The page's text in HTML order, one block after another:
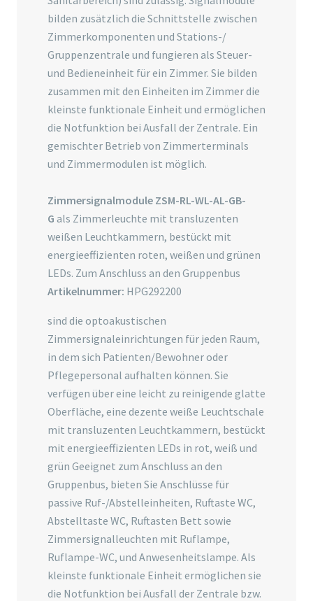
bilden zusätzlich die Schnittstelle zwischen
Zimmerkomponenten und Stations-/
Gruppenzentrale und fungieren als Steuer-
und Bedieneinheit für ein Zimmer. Sie bilden
zusammen mit den Einheiten im Zimmer die
kleinste funktionale Einheit und ermöglichen
die Notfunktion bei Ausfall der Zentrale. Ein
gemischter Betrieb von Zimmerterminals
und Zimmermodulen ist möglich.
Zimmersignalmodule ZSM-RL-WL-AL-GB-
G als Zimmerleuchte mit transluzenten
weißen Leuchtkammern, bestückt mit
energieeffizienten roten, weißen und grünen
LEDs. Zum Anschluss an den Gruppenbus
Artikelnummer: HPG292200
sind die optoakustischen
Zimmersignaleinrichtungen für jeden Raum,
in dem sich Patienten/Bewohner oder
Pflegepersonal aufhalten können. Sie
verfügen über eine leicht zu reinigende glatte
Oberfläche, eine dezente weiße Leuchtschale
mit transluzenten Leuchtkammern, bestückt
mit energieeffizienten LEDs in rot, weiß und
grün Geeignet zum Anschluss an den
Gruppenbus, bieten Sie Anschlüsse für
passive Ruf-/Abstelleinheiten, Ruftaste WC,
Abstelltaste WC, Ruftasten Bett sowie
Zimmersignalleuchten mit Ruflampe,
Ruflampe-WC, und Anwesenheitslampe. Als
kleinste funktionale Einheit ermöglichen sie
die Notfunktion bei Ausfall der Zentrale bzw.